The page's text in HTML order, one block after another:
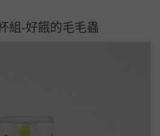
組-好餓的毛毛蟲